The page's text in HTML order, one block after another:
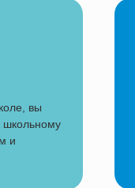
вы
школьному
и